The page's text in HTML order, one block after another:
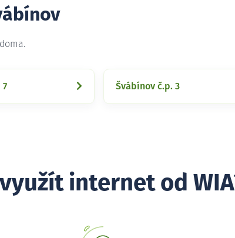
7 Švábínov č.p. 3
internet od